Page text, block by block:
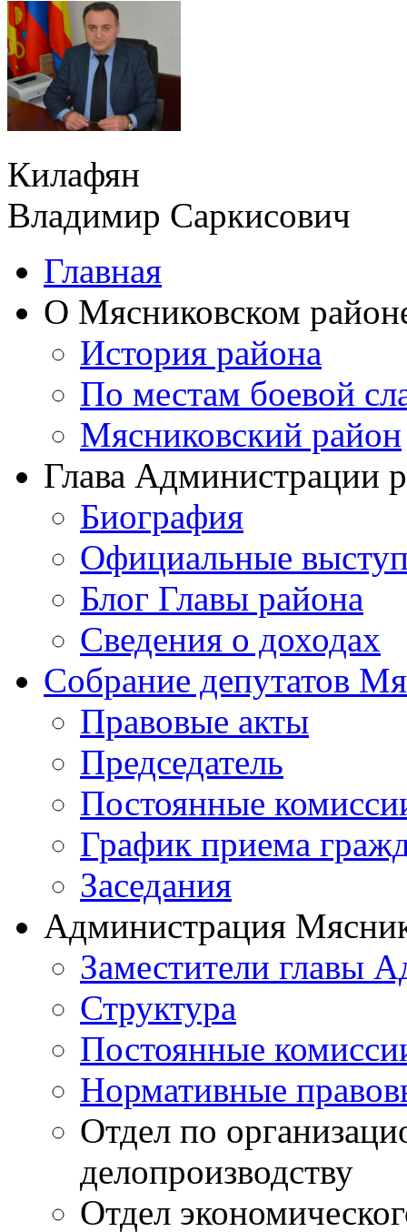
Килафян
Владимир Саркисович
Главная
О Мясниковском
История района
По местам боевой
Мясниковский район
Глава Администрации
Биография
Официальные
Блог Главы района
Сведения о доходах
Собрание депутатов
Правовые акты
Председатель
Постоянные
График приема
Заседания
Администрация
Заместители главы
Структура
Постоянные
Нормативные
Отдел по
делопроизводству
Отдел